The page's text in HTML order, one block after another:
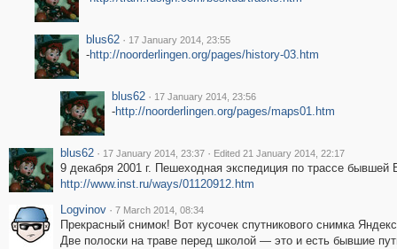
blus62 · 17 January 2014, 23:55
-http://noorderlingen.org/pages/history-03.htm
blus62 · 17 January 2014, 23:56
-http://noorderlingen.org/pages/maps01.htm
blus62 · 17 January 2014, 23:37 · Edited 21 January 2014, 22:17
9 декабря 2001 г. Пешеходная экспедиция по трассе бывшей
http://www.inst.ru/ways/01120912.htm
Logvinov · 7 March 2014, 08:34
Прекрасный снимок! Вот кусочек спутникового снимка
Две полоски на траве перед школой — это и есть бывшие